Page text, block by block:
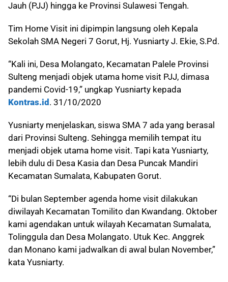
Jauh (PJJ) hingga ke Provinsi Sulawesi Tengah.
Tim Home Visit ini dipimpin langsung oleh Kepala
Sekolah SMA Negeri 7 Gorut, Hj. Yusniarty J. Ekie, S.Pd.
“Kali ini, Desa Molangato, Kecamatan Palele Provinsi
Sulteng menjadi objek utama home visit PJJ, dimasa
pandemi Covid-19,” ungkap Yusniarty kepada
Kontras.id . 31/10/2020
Yusniarty menjelaskan, siswa SMA 7 ada yang berasal
dari Provinsi Sulteng. Sehingga memilih tempat itu
menjadi objek utama home visit. Tapi kata Yusniarty,
lebih dulu di Desa Kasia dan Desa Puncak Mandiri
Kecamatan Sumalata, Kabupaten Gorut.
“Di bulan September agenda home visit dilakukan
diwilayah Kecamatan Tomilito dan Kwandang. Oktober
kami agendakan untuk wilayah Kecamatan Sumalata,
Tolinggula dan Desa Molangato. Utuk Kec. Anggrek
dan Monano kami jadwalkan di awal bulan November,”
kata Yusniarty.